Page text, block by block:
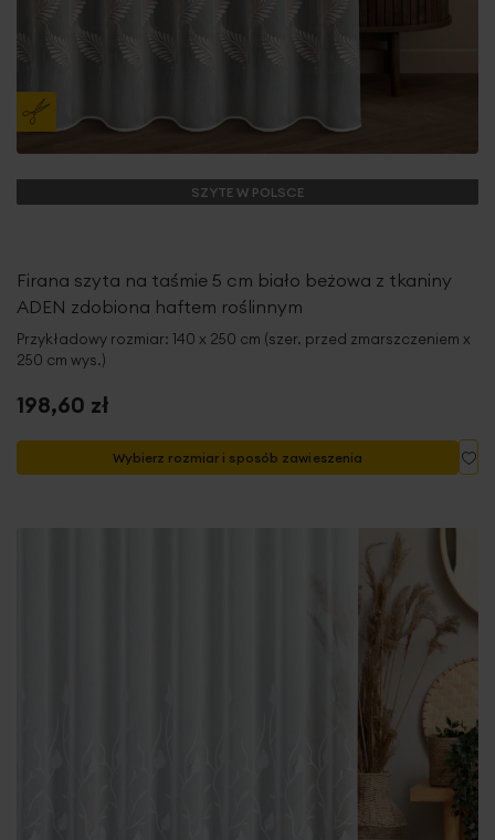
SZYTE W POLSCE
Firana szyta na taśmie 5 cm biało beżowa z tkaniny
ADEN zdobiona haftem roślinnym
Przykładowy rozmiar: 140 x 250 cm (szer. przed zmarszczeniem x
250 cm wys.)
198,60 zł
Wybierz rozmiar i sposób zawieszenia